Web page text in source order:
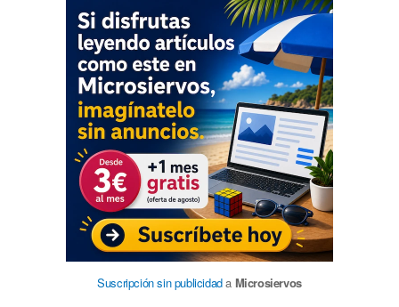
Suscripción sin publicidada Microsiervos